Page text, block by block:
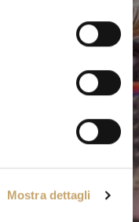
Mostra dettagli